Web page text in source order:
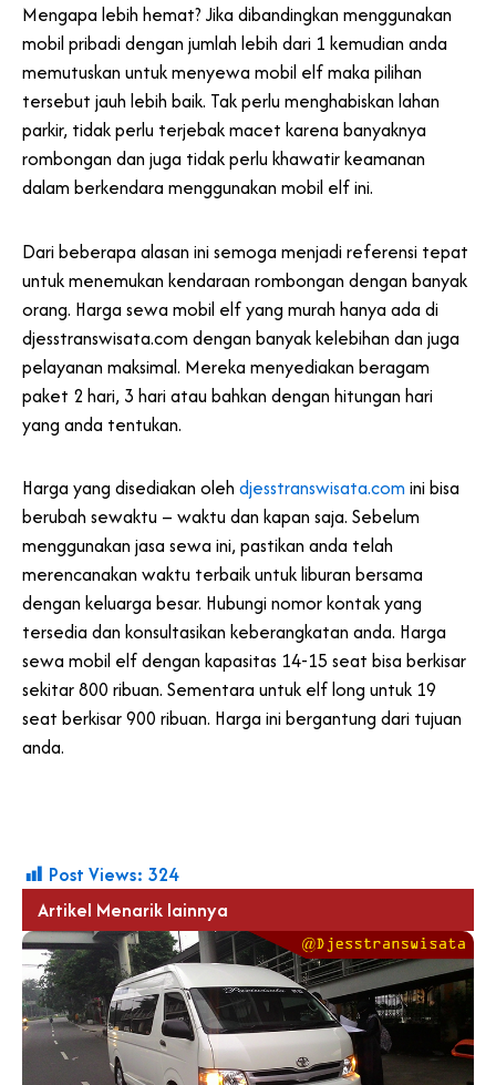
Mengapa lebih hemat? Jika dibandingkan menggunakan
mobil pribadi dengan jumlah lebih dari 1 kemudian anda
memutuskan untuk menyewa mobil elf maka pilihan
tersebut jauh lebih baik. Tak perlu menghabiskan lahan
parkir, tidak perlu terjebak macet karena banyaknya
rombongan dan juga tidak perlu khawatir keamanan
dalam berkendara menggunakan mobil elf ini.
Dari beberapa alasan ini semoga menjadi referensi tepat
untuk menemukan kendaraan rombongan dengan banyak
orang. Harga sewa mobil elf yang murah hanya ada di
djesstranswisata.com dengan banyak kelebihan dan juga
pelayanan maksimal. Mereka menyediakan beragam
paket 2 hari, 3 hari atau bahkan dengan hitungan hari
yang anda tentukan.
Harga yang disediakan oleh djesstranswisata.com ini bisa
berubah sewaktu – waktu dan kapan saja. Sebelum
menggunakan jasa sewa ini, pastikan anda telah
merencanakan waktu terbaik untuk liburan bersama
dengan keluarga besar. Hubungi nomor kontak yang
tersedia dan konsultasikan keberangkatan anda. Harga
sewa mobil elf dengan kapasitas 14-15 seat bisa berkisar
sekitar 800 ribuan. Sementara untuk elf long untuk 19
seat berkisar 900 ribuan. Harga ini bergantung dari tujuan
anda.
Post Views: 324
Artikel Menarik lainnya